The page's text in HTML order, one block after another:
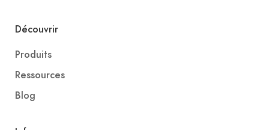
Découvrir
Produits
Ressources
Blog